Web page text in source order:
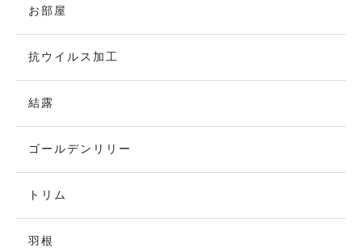
お部屋
抗ウイルス加工
結露
ゴールデンリリー
トリム
羽根